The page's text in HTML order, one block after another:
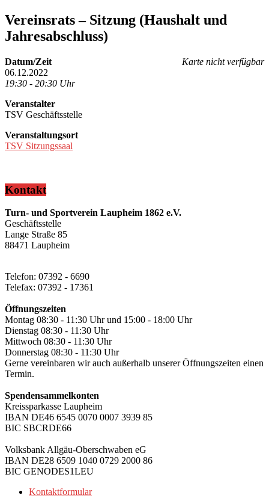
Vereinsrats – Sitzung (Haushalt und
Jahresabschluss)
Karte nicht verfügbar
Datum/Zeit
06.12.2022
19:30 - 20:30 Uhr
Veranstalter
TSV Geschäftsstelle
Veranstaltungsort
TSV Sitzungssaal
Kontakt
Turn- und Sportverein Laupheim 1862 e.V.
Geschäftsstelle
Lange Straße 85
88471 Laupheim
Telefon: 07392 - 6690
Telefax: 07392 - 17361
Öffnungszeiten
Montag 08:30 - 11:30 Uhr und 15:00 - 18:00 Uhr
Dienstag 08:30 - 11:30 Uhr
Mittwoch 08:30 - 11:30 Uhr
Donnerstag 08:30 - 11:30 Uhr
Gerne vereinbaren wir auch außerhalb unserer Öffnungszeiten einen
Termin.
Spendensammelkonten
Kreissparkasse Laupheim
IBAN DE46 6545 0070 0007 3939 85
BIC SBCRDE66
Volksbank Allgäu-Oberschwaben eG
IBAN DE28 6509 1040 0729 2000 86
BIC GENODES1LEU
Kontaktformular